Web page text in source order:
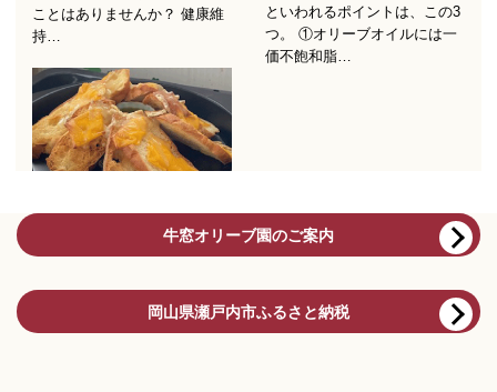
牛窓オリーブ園のご案内
岡山県瀬戸内市ふるさと納税